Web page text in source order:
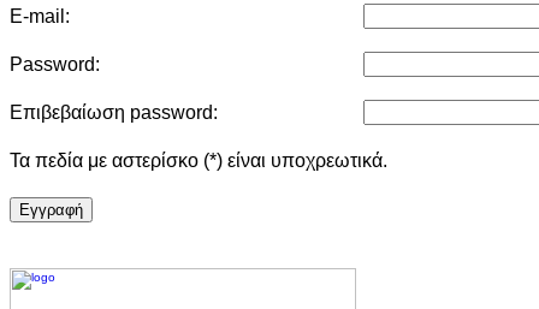
E-mail:
Password:
Επιβεβαίωση password:
Τα πεδία με αστερίσκο (*) είναι υποχρεωτικά.
Eγγραφή